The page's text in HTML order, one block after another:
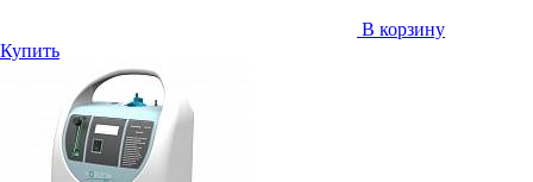
В корзину
Купить